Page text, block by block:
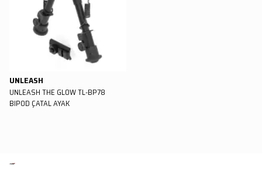
UNLEASH
UNLEASH THE GLOW TL-BP78
BIPOD ÇATAL AYAK